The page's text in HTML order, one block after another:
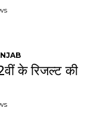
के रिजल्ट की